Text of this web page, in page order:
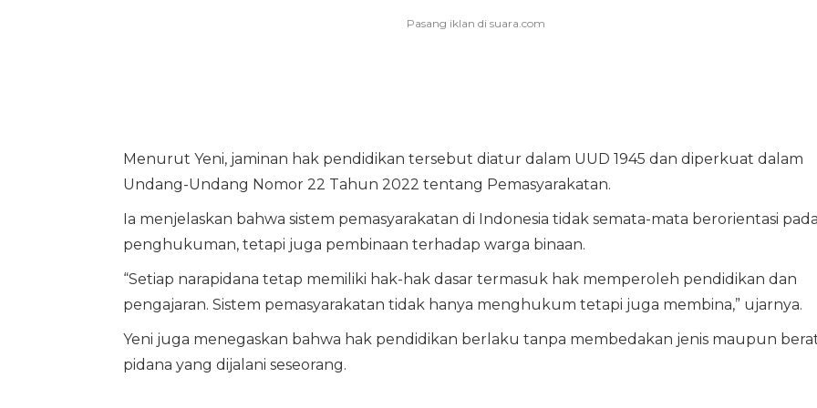
Menurut Yeni, jaminan hak pendidikan tersebut diatur dalam UUD 1945 dan diperkuat dalam
Undang-Undang Nomor 22 Tahun 2022 tentang Pemasyarakatan.
Ia menjelaskan bahwa sistem pemasyarakatan di Indonesia tidak semata-mata berorientasi
penghukuman, tetapi juga pembinaan terhadap warga binaan.
“Setiap narapidana tetap memiliki hak-hak dasar termasuk hak memperoleh pendidikan dan
pengajaran. Sistem pemasyarakatan tidak hanya menghukum tetapi juga membina,” ujarnya.
Yeni juga menegaskan bahwa hak pendidikan berlaku tanpa membedakan jenis maupun
pidana yang dijalani seseorang.